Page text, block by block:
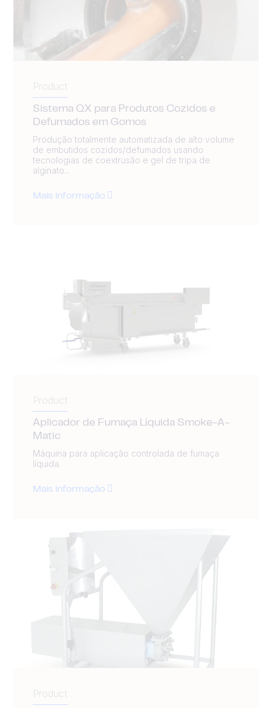
Product
Sistema QX para Produtos Cozidos e
Defumados em Gomos
Produção totalmente automatizada de alto volume
de embutidos cozidos/defumados usando
tecnologias de coextrusão e gel de tripa de
alginato...
Mais informação
Product
Aplicador de Fumaça Líquida Smoke-A-
Matic
Máquina para aplicação controlada de fumaça
líquida.
Mais informação
Product